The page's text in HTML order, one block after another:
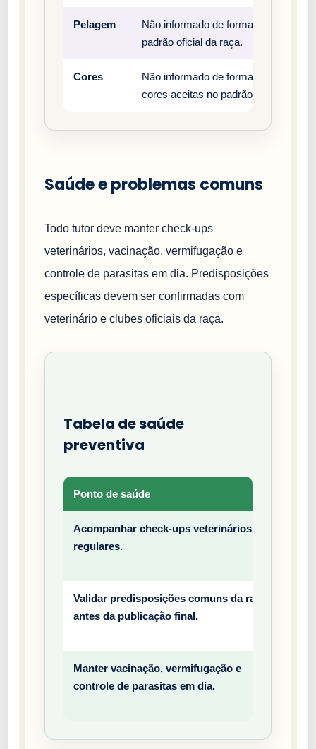
Pelagem
Não informado de forma estruturada
padrão oficial da raça.
Cores
Não informado de forma estruturada
cores aceitas no padrão oficial da
Saúde e problemas comuns
Todo tutor deve manter check-ups
veterinários, vacinação, vermifugação e
controle de parasitas em dia. Predisposições
específicas devem ser confirmadas com
veterinário e clubes oficiais da raça.
Tabela de saúde
preventiva
Ponto de saúde
Acompanhar check-ups veterinários
regulares.
Validar predisposições comuns da raça
antes da publicação final.
Manter vacinação, vermifugação e
controle de parasitas em dia.